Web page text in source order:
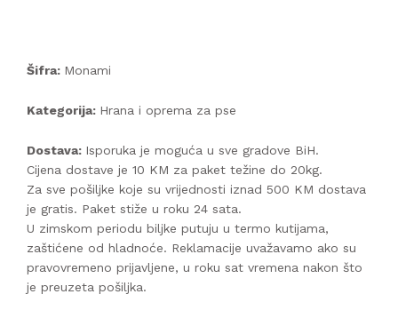
Šifra: Monami
Kategorija: Hrana i oprema za pse
Dostava: Isporuka je moguća u sve gradove BiH.
Cijena dostave je 10 KM za paket težine do 20kg.
Za sve pošiljke koje su vrijednosti iznad 500 KM dostava
je gratis. Paket stiže u roku 24 sata.
U zimskom periodu biljke putuju u termo kutijama,
zaštićene od hladnoće. Reklamacije uvažavamo ako su
pravovremeno prijavljene, u roku sat vremena nakon što
je preuzeta pošiljka.